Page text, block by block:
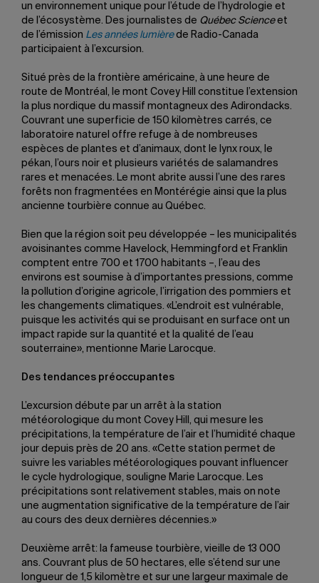
un environnement unique pour l’étude de l’hydrologie et
de l’écosystème. Des journalistes de Québec Scienceet
de l’émission Les années lumièrede Radio-Canada
participaient à l’excursion.
Situé près de la frontière américaine, à une heure de
route de Montréal, le mont Covey Hill constitue l’extension
la plus nordique du massif montagneux des Adirondacks.
Couvrant une superficie de 150 kilomètres carrés, ce
laboratoire naturel offre refuge à de nombreuses
espèces de plantes et d’animaux, dont le lynx roux, le
pékan, l’ours noir et plusieurs variétés de salamandres
rares et menacées. Le mont abrite aussi l’une des rares
forêts non fragmentées en Montérégie ainsi que la plus
ancienne tourbière connue au Québec.
Bien que la région soit peu développée – les municipalités
avoisinantes comme Havelock, Hemmingford et Franklin
comptent entre 700 et 1700 habitants –, l’eau des
environs est soumise à d’importantes pressions, comme
la pollution d’origine agricole, l’irrigation des pommiers et
les changements climatiques. «L’endroit est vulnérable,
puisque les activités qui se produisant en surface ont un
impact rapide sur la quantité et la qualité de l’eau
souterraine», mentionne Marie Larocque.
Des tendances préoccupantes
L’excursion débute par un arrêt à la station
météorologique du mont Covey Hill, qui mesure les
précipitations, la température de l’air et l’humidité chaque
jour depuis près de 20 ans. «Cette station permet de
suivre les variables météorologiques pouvant influencer
le cycle hydrologique, souligne Marie Larocque. Les
précipitations sont relativement stables, mais on note
une augmentation significative de la température de l’air
au cours des deux dernières décennies.»
Deuxième arrêt: la fameuse tourbière, vieille de 13 000
ans. Couvrant plus de 50 hectares, elle s’étend sur une
longueur de 1,5 kilomètre et sur une largeur maximale de